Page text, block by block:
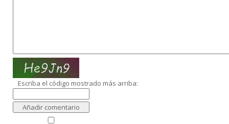
Escriba el código mostrado más arriba: